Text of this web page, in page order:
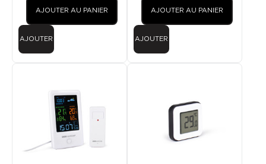
AJOUTER AU PANIER
AJOUTER
AJOUTER AU PANIER
AJOUTER